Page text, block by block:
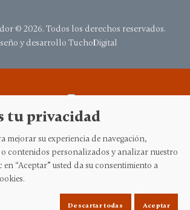
© 2026. Todos los derechos reservados.
y desarrollo TuchoDigital
Melilla|Murcia
tu privacidad
mejorar su experiencia de navegación,
contenidos personalizados y analizar nuestro
“Aceptar” usted da su consentimiento a
Descartar todas Aceptar